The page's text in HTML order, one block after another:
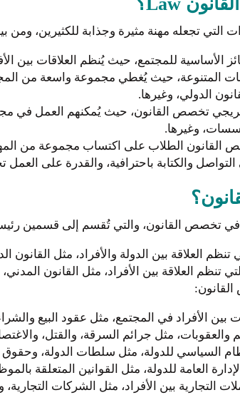
الأساسية للمجتمع، حيث يُنظم العلاقات بين
حيث يُغطي مجموعة واسعة من
الدولي، وغيرها.
تخصص القانون، حيث يُمكنهم العمل في
وغيرها.
الطلاب على اكتساب مجموعة من
التواصل والكتابة باحترافية، والقدرة على
في تخصص القانون، والتي تُقسم إلى قسمين
العلاقة بين الدولة والأفراد، مثل القانون
العلاقة بين الأفراد، مثل القانون
بين الأفراد في المجتمع، مثل عقود البيع
والعقوبات، مثل جرائم السرقة، والقتل،
السياسي للدولة، مثل سلطات الدولة،
العامة للدولة، مثل القوانين المتعلقة
التجارية بين الأفراد، مثل الشركات التجارية،